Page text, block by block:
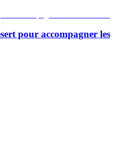
pour accompagner les